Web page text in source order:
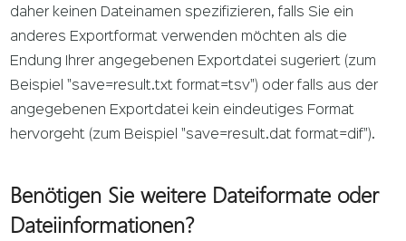
daher keinen Dateinamen spezifizieren, falls Sie ein
anderes Exportformat verwenden möchten als die
Endung Ihrer angegebenen Exportdatei sugeriert (zum
Beispiel "save=result.txt format=tsv") oder falls aus der
angegebenen Exportdatei kein eindeutiges Format
hervorgeht (zum Beispiel "save=result.dat format=dif").
Benötigen Sie weitere Dateiformate oder
Dateiinformationen?